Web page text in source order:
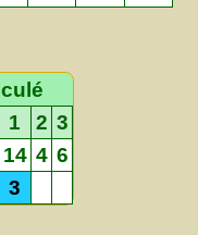
1 2 3
14 4 6
3